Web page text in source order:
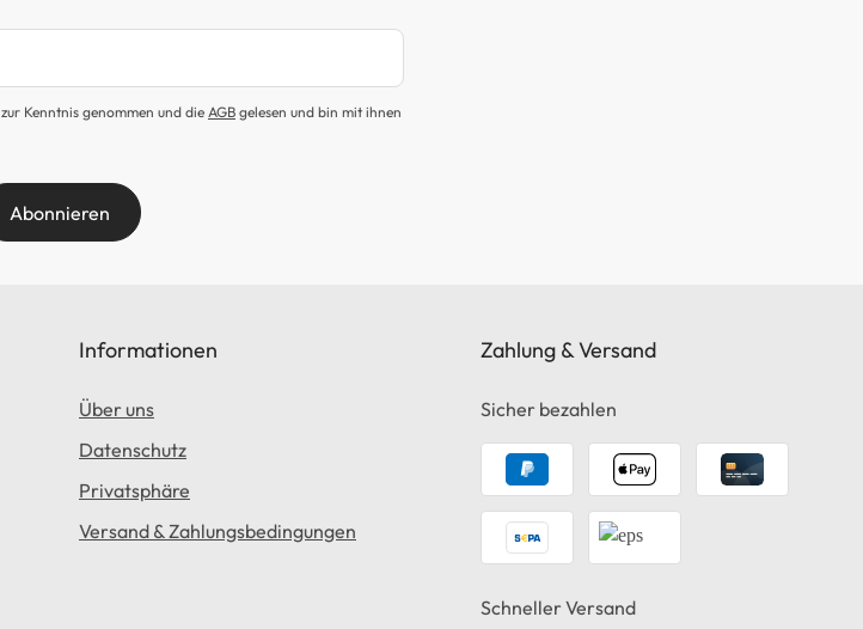
zur Kenntnis genommen und die AGB gelesen und bin mit ihnen
Abonnieren
Informationen
Über uns
Datenschutz
Privatsphäre
Versand & Zahlungsbedingungen
Zahlung & Versand
Sicher bezahlen
Schneller Versand